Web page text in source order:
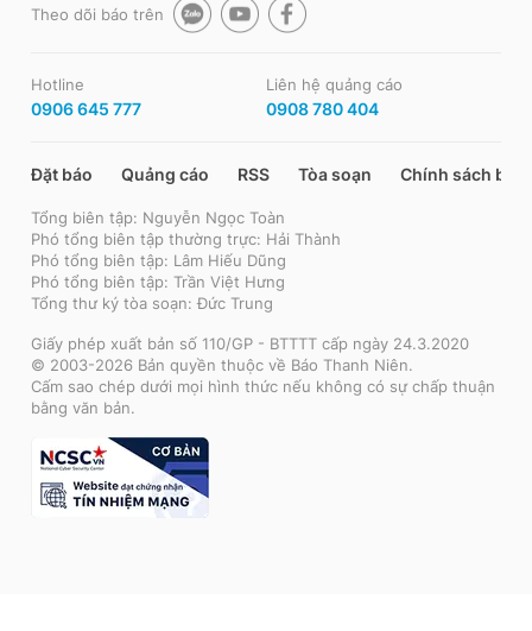
Theo dõi báo trên
Hotline
0906 645 777
Liên hệ quảng cáo
0908 780 404
Đặt báo Quảng cáo RSS Tòa soạn Chính sách bảo
Tổng biên tập: Nguyễn Ngọc Toàn
Phó tổng biên tập thường trực: Hải Thành
Phó tổng biên tập: Lâm Hiếu Dũng
Phó tổng biên tập: Trần Việt Hưng
Tổng thư ký tòa soạn: Đức Trung
Giấy phép xuất bản số 110/GP - BTTTT cấp ngày 24.3.2020
© 2003-2026 Bản quyền thuộc về Báo Thanh Niên.
Cấm sao chép dưới mọi hình thức nếu không có sự chấp thuận
bằng văn bản.